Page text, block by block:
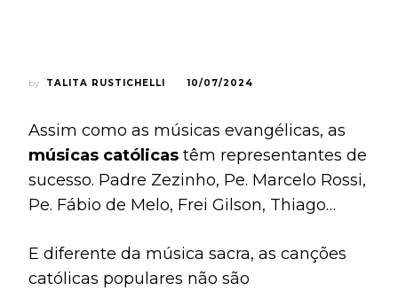
by TALITA RUSTICHELLI 10/07/2024
Assim como as músicas evangélicas, as
músicas católicas têm representantes de
sucesso. Padre Zezinho, Pe. Marcelo Rossi,
Pe. Fábio de Melo, Frei Gilson, Thiago
e Ziza Fernandes estão entre os mais
ouvidos.
E diferente da música sacra, as canções
católicas populares não são